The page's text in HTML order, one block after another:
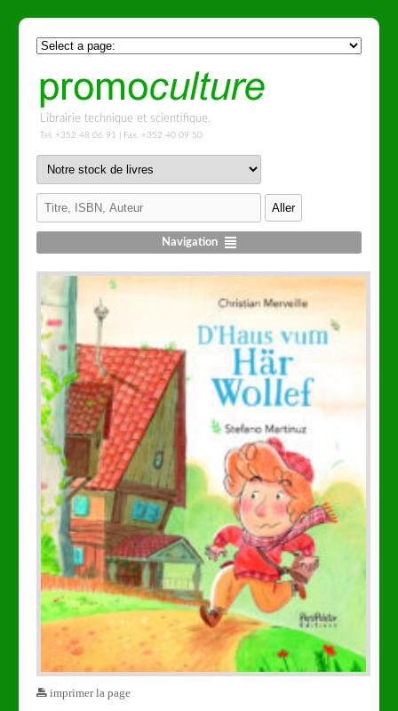
Librairie technique et scientifique.
Tel. +352 48 06 91 | Fax. +352 40 09 50
Navigation
imprimer la page